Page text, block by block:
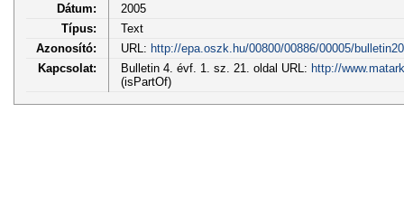
Dátum:
2005
Típus:
Text
Azonosító:
URL: http://epa.oszk.hu/00800/00886/00005/
Kapcsolat:
Bulletin 4. évf. 1. sz. 21. oldal URL: http://
(isPartOf)